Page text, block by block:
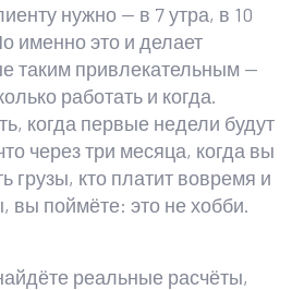
нужно — в 7 утра, в 10
именно это и делает
таким привлекательным —
работать и когда.
когда первые недели будут
через три месяца, когда вы
грузы, кто платит вовремя и
вы поймёте: это не хобби.
реальные расчёты,